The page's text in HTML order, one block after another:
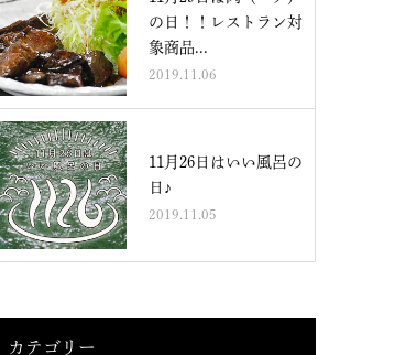
の日！！レストラン対
象商品...
2019.11.06
11月26日はいい風呂の
日♪
2019.11.05
カテゴリー